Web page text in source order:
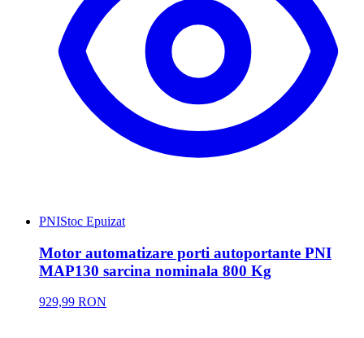
PNIStoc Epuizat
Motor automatizare porti autoportante PNI
MAP130 sarcina nominala 800 Kg
929,99 RON